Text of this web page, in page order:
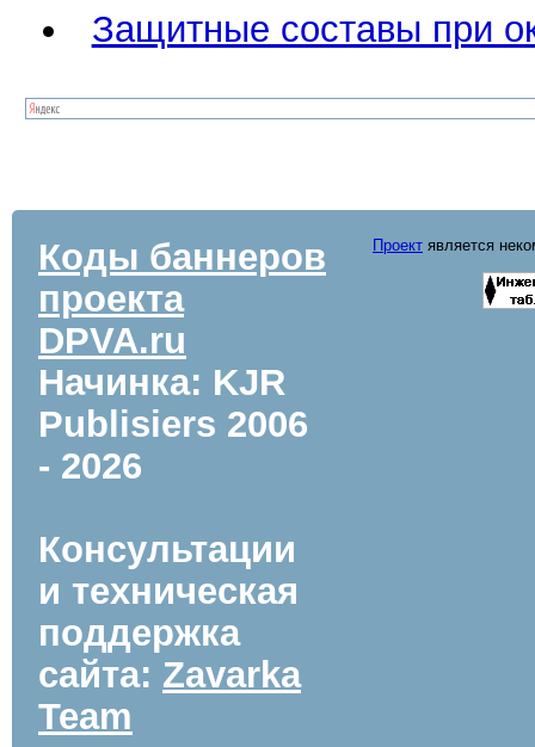
Защитные составы при
Коды баннеров
проекта
DPVA.ru
Начинка: KJR
Publisiers 2006
- 2026
Консультации
и техническая
поддержка
сайта: Zavarka
Team
Проект является